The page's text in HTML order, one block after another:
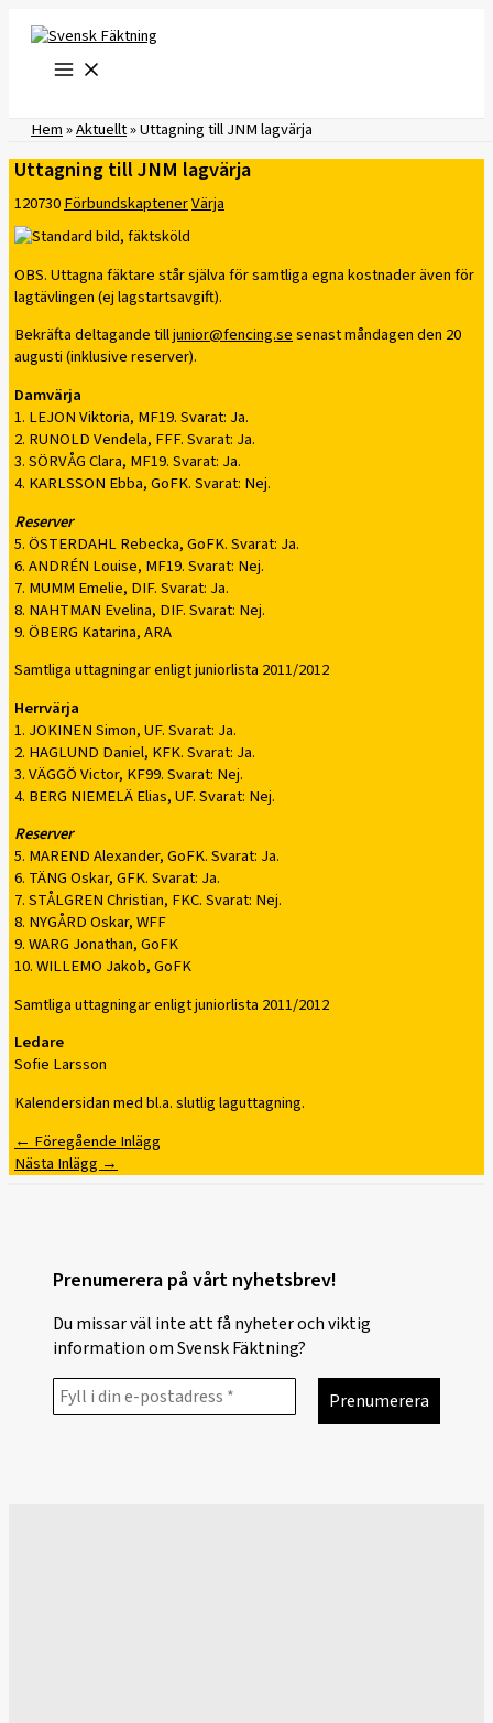
innehåll
Hem»Aktuellt»Uttagning till JNM lagvärja
Uttagning till JNM lagvärja
120730FörbundskaptenerVärja
OBS. Uttagna fäktare står själva för samtliga egna kostnader även för
lagtävlingen (ej lagstartsavgift).
Bekräfta deltagande tilljunior@fencing.sesenast måndagen den 20
augusti (inklusive reserver).
Damvärja
1. LEJON Viktoria, MF19. Svarat: Ja.
2. RUNOLD Vendela, FFF. Svarat: Ja.
3. SÖRVÅG Clara, MF19. Svarat: Ja.
4. KARLSSON Ebba, GoFK. Svarat: Nej.
Reserver
5. ÖSTERDAHL Rebecka, GoFK. Svarat: Ja.
6. ANDRÉN Louise, MF19. Svarat: Nej.
7. MUMM Emelie, DIF. Svarat: Ja.
8. NAHTMAN Evelina, DIF. Svarat: Nej.
9. ÖBERG Katarina, ARA
Samtliga uttagningar enligt juniorlista 2011/2012
Herrvärja
1. JOKINEN Simon, UF. Svarat: Ja.
2. HAGLUND Daniel, KFK. Svarat: Ja.
3. VÄGGÖ Victor, KF99. Svarat: Nej.
4. BERG NIEMELÄ Elias, UF. Svarat: Nej.
Reserver
5. MAREND Alexander, GoFK. Svarat: Ja.
6. TÄNG Oskar, GFK. Svarat: Ja.
7. STÅLGREN Christian, FKC. Svarat: Nej.
8. NYGÅRD Oskar, WFF
9. WARG Jonathan, GoFK
10. WILLEMO Jakob, GoFK
Samtliga uttagningar enligt juniorlista 2011/2012
Ledare
Sofie Larsson
Kalendersidan med bl.a. slutlig laguttagning.
← Föregående Inlägg
Nästa Inlägg →
Prenumerera på vårt nyhetsbrev!
Du missar väl inte att få nyheter och viktig
information om Svensk Fäktning?